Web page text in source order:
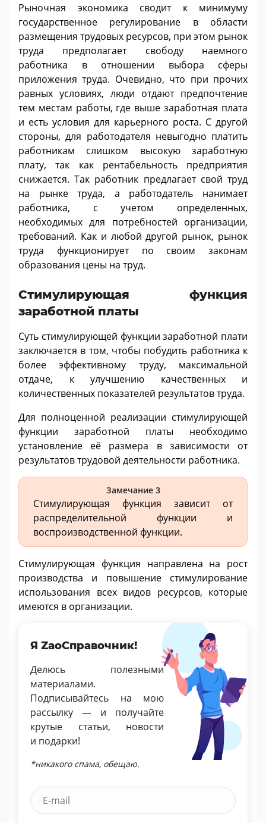
Рыночная экономика сводит к минимуму
государственное регулирование в области
размещения трудовых ресурсов, при этом рынок
труда предполагает свободу наемного
работника в отношении выбора сферы
приложения труда. Очевидно, что при прочих
равных условиях, люди отдают предпочтение
тем местам работы, где выше заработная плата
и есть условия для карьерного роста. С другой
стороны, для работодателя невыгодно платить
работникам слишком высокую заработную
плату, так как рентабельность предприятия
снижается. Так работник предлагает свой труд
на рынке труда, а работодатель нанимает
работника, с учетом определенных,
необходимых для потребностей организации,
требований. Как и любой другой рынок, рынок
труда функционирует по своим законам
образования цены на труд.
Стимулирующая функция
заработной платы
Суть стимулирующей функции заработной плати
заключается в том, чтобы побудить работника к
более эффективному труду, максимальной
отдаче, к улучшению качественных и
количественных показателей результатов труда.
Для полноценной реализации стимулирующей
функции заработной платы необходимо
установление её размера в зависимости от
результатов трудовой деятельности работника.
Замечание 3
Стимулирующая функция зависит от
распределительной функции и
воспроизводственной функции.
Стимулирующая функция направлена на рост
производства и повышение стимулирование
использования всех видов ресурсов, которые
имеются в организации.
Я ZaoСправочник!
Делюсь полезными
материалами.
Подписывайтесь на мою
рассылку — и получайте
крутые статьи, новости
и подарки!
*никакого спама, обещаю.